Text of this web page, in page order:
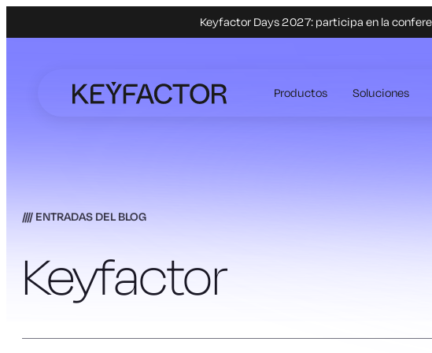
Keyfactor Days 2027: participa en la
contenido
principal
Productos Soluciones
ENTRADAS DEL BLOG
Keyfactor